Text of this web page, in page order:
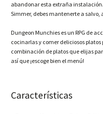
abandonar esta extraña
Simmer, debes mantenerte a
Dungeon Munchies es un RPG de
cocinarlas y comer deliciosos
combinación de platos que elijas
así que ¡escoge bien el menú!
Características